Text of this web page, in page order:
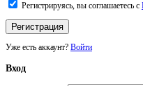
Регистрируясь, вы соглашаетесь с
Уже есть аккаунт? Войти
Вход